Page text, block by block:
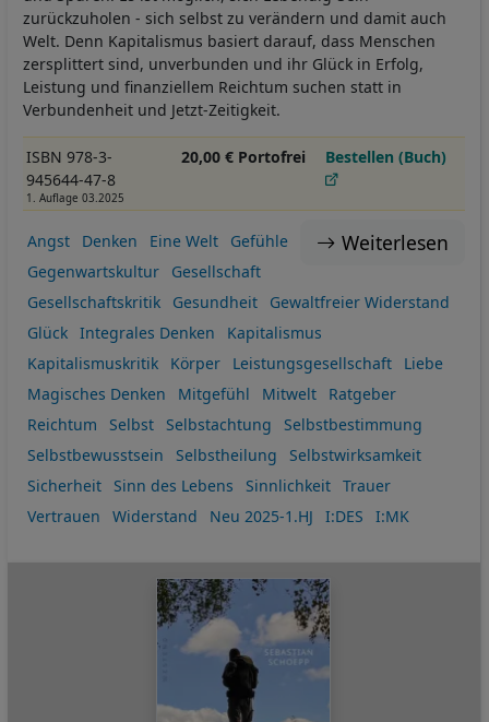
zurückzuholen - sich selbst zu verändern und damit auch
Welt. Denn Kapitalismus basiert darauf, dass Menschen
zersplittert sind, unverbunden und ihr Glück in Erfolg,
Leistung und finanziellem Reichtum suchen statt in
Verbundenheit und Jetzt-Zeitigkeit.
ISBN 978-3-
945644-47-8
1. Auflage 03.2025
20,00 € Portofrei Bestellen (Buch)
Weiterlesen
Angst Denken Eine Welt
Gefühle
Gegenwartskultur
Gesellschaft
Gesellschaftskritik
Gesundheit
Gewaltfreier Widerstand
Glück
Integrales Denken
Kapitalismus
Kapitalismuskritik
Körper Leistungsgesellschaft
Liebe
Magisches Denken
Mitgefühl Mitwelt
Ratgeber
Reichtum
Selbst Selbstachtung
Selbstbestimmung
Selbstbewusstsein
Selbstheilung
Selbstwirksamkeit
Sicherheit
Sinn des Lebens Sinnlichkeit
Trauer
Vertrauen
Widerstand Neu 2025-1.HJ I:DES I:MK